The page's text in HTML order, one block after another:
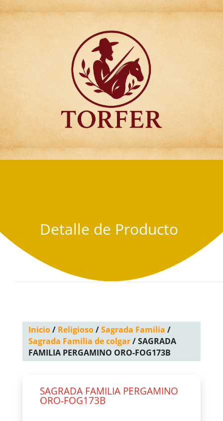
Articulos para
Regalo Torfer.
Detalle de Producto
Inicio/ Religioso/Sagrada Familia /
Sagrada Familia de colgar/ SAGRADA
FAMILIA PERGAMINO ORO-FOG173B
SAGRADA FAMILIA PERGAMINO
ORO-FOG173B